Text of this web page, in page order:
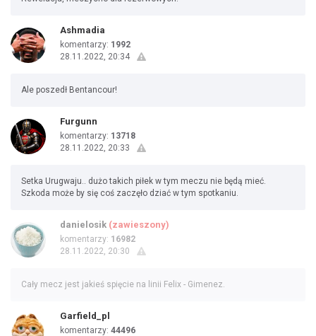
Ashmadia
komentarzy: 1992
28.11.2022, 20:34
Ale poszedł Bentancour!
Furgunn
komentarzy: 13718
28.11.2022, 20:33
Setka Urugwaju.. dużo takich piłek w tym meczu nie będą mieć.
Szkoda może by się coś zaczęło dziać w tym spotkaniu.
danielosik (zawieszony)
komentarzy: 16982
28.11.2022, 20:30
Cały mecz jest jakieś spięcie na linii Felix - Gimenez.
Garfield_pl
komentarzy: 44496